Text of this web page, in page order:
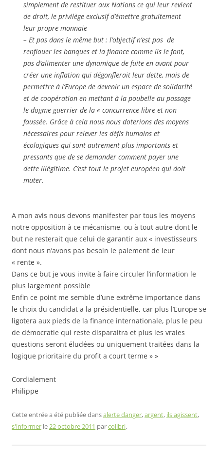
simplement de restituer aux Nations ce qui leur revient
de droit, le privilège exclusif d’émettre gratuitement
leur propre monnaie
– Et pas dans le même but : l’objectif n’est pas de
renflouer les banques et la finance comme ils le font,
pas d’alimenter une dynamique de fuite en avant pour
créer une inflation qui dégonflerait leur dette, mais de
permettre à l’Europe de devenir un espace de solidarité
et de coopération en mettant à la poubelle au passage
le dogme guerrier de la « concurrence libre et non
faussée. Grâce à cela nous nous doterions des moyens
nécessaires pour relever les défis humains et
écologiques qui sont autrement plus importants et
pressants que de se demander comment payer une
dette illégitime. C’est tout le projet européen qui doit
muter.
A mon avis nous devons manifester par tous les moyens
notre opposition à ce mécanisme, ou à tout autre dont le
but ne resterait que celui de garantir aux « investisseurs
dont nous n’avons pas besoin le paiement de leur
« rente ».
Dans ce but je vous invite à faire circuler l’information le
plus largement possible
Enfin ce point me semble d’une extrême importance dans
le choix du candidat a la présidentielle, car plus l’Europe se
ligotera aux pieds de la finance internationale, plus le peu
de démocratie qui reste disparaitra et plus les vraies
questions seront éludées ou uniquement traitées dans la
logique prioritaire du profit a court terme » »
Cordialement
Philippe
Cette entrée a été publiée dansalerte danger,argent, ils agissent,
s'informer le22 octobre 2011 parcolibri.